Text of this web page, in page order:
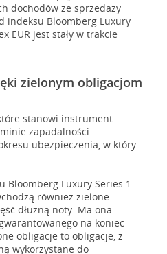
dochodów ze sprzedaży
indeksu Bloomberg Luxury
EUR jest stały w trakcie
zielonym obligacjom
stanowi instrument
zapadalności
ubezpieczenia, w który
Bloomberg Luxury Series 1
również zielone
dłużną noty. Ma ona
na koniec
obligacje to obligacje, z
wykorzystane do